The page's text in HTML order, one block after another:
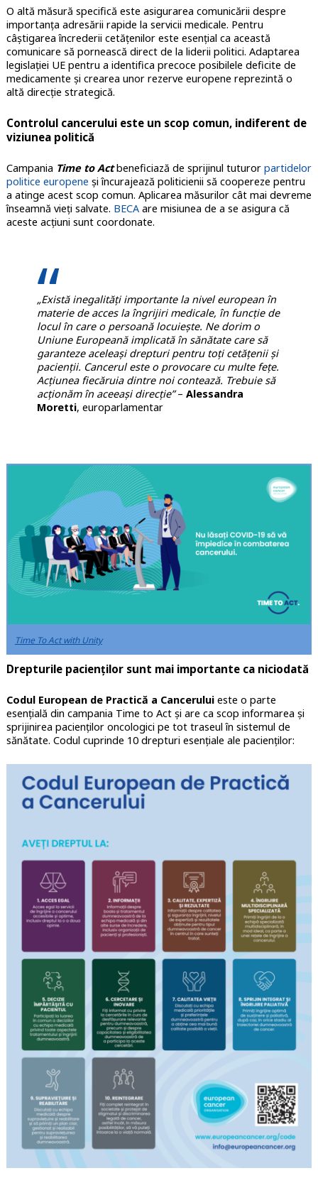
O altă măsură specifică este asigurarea comunicării despre
importanța adresării rapide la servicii medicale. Pentru
câștigarea încrederii cetățenilor este esențial ca această
comunicare să pornească direct de la liderii politici. Adaptarea
legislației UE pentru a identifica precoce posibilele deficite de
medicamente și crearea unor rezerve europene reprezintă o
altă direcție strategică.
Controlul cancerului este un scop comun, indiferent de
viziunea politică
Campania Time to Actbeneficiază de sprijinul tuturor partidelor
politice europene și încurajează politicienii să coopereze pentru
a atinge acest scop comun. Aplicarea măsurilor cât mai devreme
înseamnă vieți salvate. BECAare misiunea de a se asigura că
aceste acțiuni sunt coordonate.
„Există inegalități importante la nivel european în
materie de acces la îngrijiri medicale, în funcție de
locul în care o persoană locuiește. Ne dorim o
Uniune Europeană implicată în sănătate care să
garanteze aceleași drepturi pentru toți cetățenii și
pacienții. Cancerul este o provocare cu multe fețe.
Acțiunea fiecăruia dintre noi contează. Trebuie să
acționăm în aceeași direcție”– Alessandra
Moretti, europarlamentar
Time To Act with Unity
Drepturile pacienților sunt mai importante ca niciodată
Codul European de Practică a Canceruluieste o parte
esențială din campania Time to Act și are ca scop informarea și
sprijinirea pacienților oncologici pe tot traseul în sistemul de
sănătate. Codul cuprinde 10 drepturi esențiale ale pacienților: